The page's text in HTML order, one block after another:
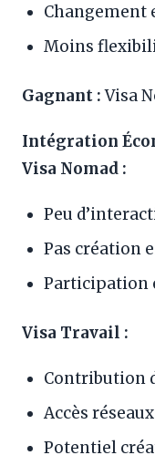
Changement
Moins
Gagnant :Visa
Intégration
Visa Nomad :
Peu
Pas création
Participation
Visa Travail :
Contribution
Accès
Potentiel